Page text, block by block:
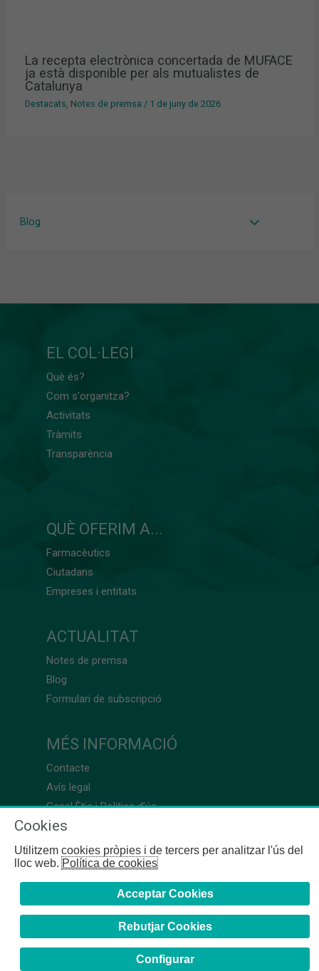
Blog
La recepta electrònica concertada de MUFACE
ja està disponible per als mutualistes de
Catalunya
Destacats, Notes de premsa / 1 de juny de 2026
EL COL·LEGI
Què és?
Com s'organitza?
Activitats
Tràmits
Transparència
QUÈ OFERIM A...
Farmacèutics
Ciutadans
Empreses i entitats
ACTUALITAT
Notes de premsa
Blog
Formulari de subscripció
MÉS INFORMACIÓ
Contacte
Avís legal
Canal Ètic i Política d’ús
Cookies
Utilitzem cookies pròpies i de tercers per analitzar l'ús del
lloc web.Política de cookies
Acceptar Cookies
Rebutjar Cookies
Configurar